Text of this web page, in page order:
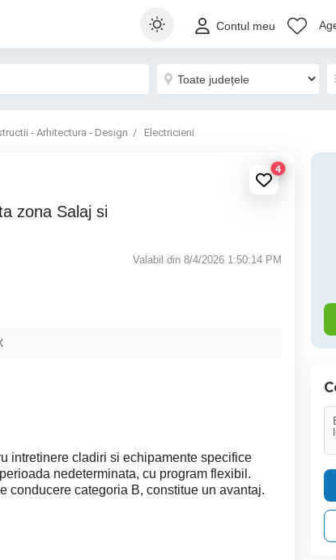
Contul meu
- Arhitectura - Design Electricieni
4
Valabil din 8/4/2026 1:50:14 PM
intretinere cladiri si echipamente specifice
nedeterminata, cu program flexibil.
conducere categoria B, constitue un avantaj.